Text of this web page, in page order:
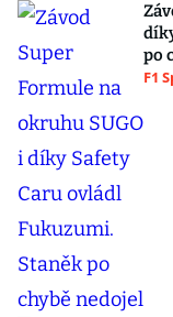
po
F1